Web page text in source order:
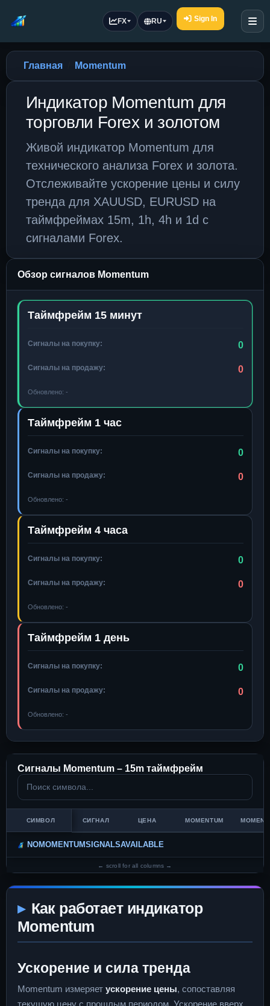
FX RU Sign In
Главная Momentum
Индикатор Momentum для
торговли Forex и золотом
Живой индикатор Momentum для
технического анализа Forex и золота.
Отслеживайте ускорение цены и силу
тренда для XAUUSD, EURUSD на
таймфреймах 15m, 1h, 4h и 1d с
сигналами Forex.
Обзор сигналов Momentum
Таймфрейм 15 минут
Сигналы на покупку: 0
Сигналы на продажу: 0
Обновлено: -
Таймфрейм 1 час
Сигналы на покупку: 0
Сигналы на продажу: 0
Обновлено: -
Таймфрейм 4 часа
Сигналы на покупку: 0
Сигналы на продажу: 0
Обновлено: -
Таймфрейм 1 день
Сигналы на покупку: 0
Сигналы на продажу: 0
Обновлено: -
Сигналы Momentum – 15m таймфрейм
СИМВОЛ СИГНАЛ ЦЕНА MOMENTUM
NOMOMENTUMSIGNALSAVAILABLE
Как работает индикатор
Momentum
Ускорение и сила тренда
Momentum измеряет ускорение цены, сопоставляя
текущую цену с прошлым периодом. Ускорение вверх